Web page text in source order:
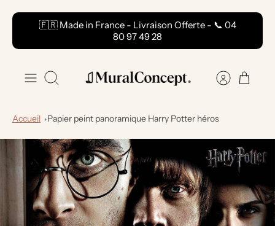
Passer
contenu
🇫🇷 Made in France - Livraison Offerte - 📞 04
80 97 49 28
Recherche
Accueil Papier peint panoramique Harry Potter héros